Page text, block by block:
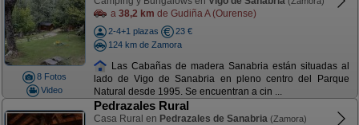
8 Fotos
Video
a 38,2 km de Gudiña A (Ourense)
2-4+1 plazas
23 €
124 km de Zamora
Las Cabañas de madera Sanabria están situadas al
lado de Vigo de Sanabria en pleno centro del Parque
Natural desde 1995. Se encuentran a cin ...
Pedrazales Rural
Casa Rural en Pedrazales de Sanabria (Zamora)